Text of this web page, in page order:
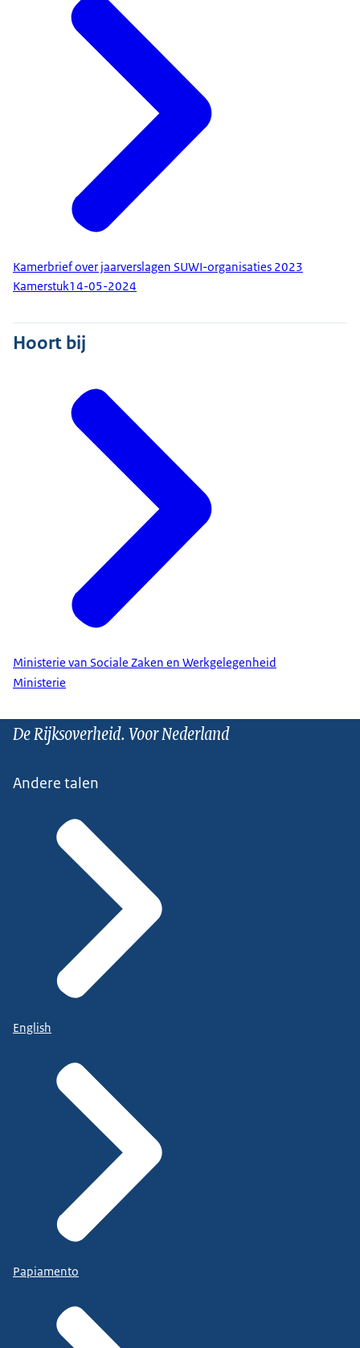
Kamerbrief over jaarverslagen SUWI-organisaties 2023
Kamerstuk14-05-2024
Hoort bij
Ministerie van Sociale Zaken en Werkgelegenheid
Ministerie
De Rijksoverheid. Voor Nederland
Andere talen
English
Papiamento